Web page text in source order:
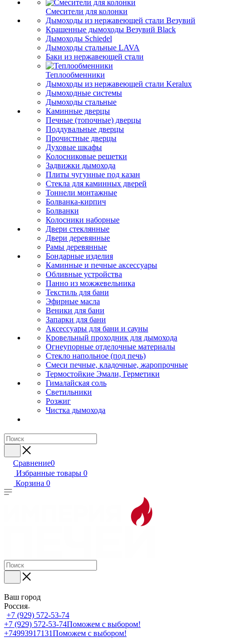
Смесители для колонки
Дымоходы из нержавеющей стали Везувий
Крашенные дымоходы Везувий Black
Дымоходы Schiedel
Дымоходы стальные LAVA
Баки из нержавеющей стали
Теплообменники
Дымоходы из нержавеющей стали Keralux
Дымоходные системы
Дымоходы стальные
Каминные дверцы
Печные (топочные) дверцы
Поддувальные дверцы
Прочистные дверцы
Духовые шкафы
Колосниковые решетки
Задвижки дымохода
Плиты чугунные под казан
Стекла для каминных дверей
Тоннели монтажные
Болванка-кирпич
Болванки
Колосники наборные
Двери стеклянные
Двери деревянные
Рамы деревянные
Бондарные изделия
Каминные и печные аксессуары
Обливные устройства
Панно из можжевельника
Текстиль для бани
Эфирные масла
Веники для бани
Запарки для бани
Аксессуары для бани и сауны
Кровельный проходник для дымохода
Огнеупорные отделочные материалы
Стекло напольное (под печь)
Смеси печные, кладочные, жаропрочные
Термостойкие Эмали, Герметики
Гималайская соль
Светильники
Розжиг
Чистка дымохода
Сравнение0
Избранные товары 0
Корзина 0
Ваш город
Россия
+7 (929) 572-53-74
+7 (929) 572-53-74Поможем с выбором!
+74993917131Поможем с выбором!